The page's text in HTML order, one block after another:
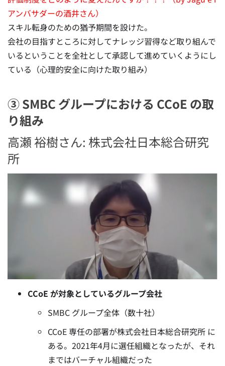
アンバサダーの酒井さん）
スキル転身のための猶予期間を設けた。
会社の目指すところに対してナレッジ習得など取り組んで
いるということを全社として承認して進めていくようにし
ている（心理的安全に向けた取り組み）
③ SMBC グループにおける CCoE の取
り組み
高瀬 裕樹さん: 株式会社日本総合研究
所
CCoE が対象としているグループ会社
SMBC グループ全体（数十社）
CCoE 専任の部署が株式会社日本総合研究所 に
ある。 2021年4月に選任組織となったが、それ
まではバーチャル組織だった